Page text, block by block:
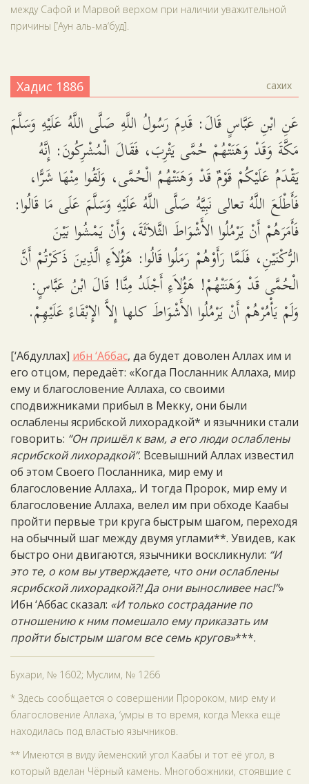
между Сафой и Марвой верхом при наличии уважительной
причины [‘Аун аль-ма‘буд].
Хадис 1886 сахих
عَنِ ابْنِ عَبَّاسٍ قَالَ: قَدِمَ رَسُولُ اللَّهِ صَلَّى اللَّهُ عَلَيْهِ وَسَلَّمَ
مَكَّةَ وَقَدْ وَهَنَتْهُمْ حُمَّى يَثْرِبَ، فَقَالَ الْمُشْرِكُونَ: إِنَّهُ
يَقْدَمُ عَلَيْكُمْ قَوْمٌ قَدْ وَهَنَتْهُمُ الْحُمَّى، وَلَقُوا مِنْهَا شَرًّا،
فَأَطْلَعَ اللَّهُ تعالى نَبِيَّهُ صَلَّى اللَّهُ عَلَيْهِ وَسَلَّمَ عَلَى مَا قَالُوا:
فَأَمَرَهُمْ أَنْ يَرْمُلُوا الأَشْوَاطَ الثَّلاَثَةَ، وَأَنْ يَمْشُوا بَيْنَ
الرُّكْنَيْنِ، فَلَمَّا رَأَوْهُمْ رَمَلُوا قَالُوا: هَؤُلاَءِ الَّذِينَ ذَكَرْتُمْ أَنَّ
الْحُمَّى قَدْ وَهَنَتْهُمْ! هَؤُلاَءِ أَجْلَدُ مِنَّا! قَالَ ابْنُ عَبَّاسٍ:
وَلَمْ يَأْمُرْهُمْ أَنْ يَرْمُلُوا الأَشْوَاطَ كلها إِلاَّ الإِبْقَاءً عَلَيْهِمْ.
[‘Абдуллах] ибн ‘Аббас, да будет доволен Аллах им и
его отцом, передаёт: «Когда Посланник Аллаха, мир
ему и благословение Аллаха, со своими
сподвижниками прибыл в Мекку, они были
ослаблены ясрибской лихорадкой* и язычники стали
говорить: “Он пришёл к вам, а его люди ослаблены
ясрибской лихорадкой”. Всевышний Аллах известил
об этом Своего Посланника, мир ему и
благословение Аллаха,. И тогда Пророк, мир ему и
благословение Аллаха, велел им при обходе Каабы
пройти первые три круга быстрым шагом, переходя
на обычный шаг между двумя углами**. Увидев, как
быстро они двигаются, язычники воскликнули: “И
это те, о ком вы утверждаете, что они ослаблены
ясрибской лихорадкой?! Да они выносливее нас!”»
Ибн ‘Аббас сказал: «И только сострадание по
отношению к ним помешало ему приказать им
пройти быстрым шагом все семь кругов»***.
Бухари, № 1602; Муслим, № 1266
* Здесь сообщается о совершении Пророком, мир ему и
благословение Аллаха, ‘умры в то время, когда Мекка ещё
находилась под властью язычников.
** Имеются в виду йеменский угол Каабы и тот её угол, в
который вделан Чёрный камень. Многобожники, стоявшие с